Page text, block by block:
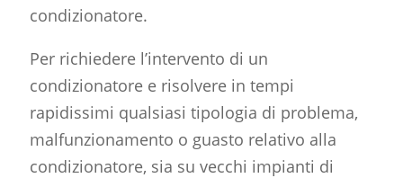
condizionatore.
Per richiedere l’intervento di un
condizionatore e risolvere in tempi
rapidissimi qualsiasi tipologia di problema,
malfunzionamento o guasto relativo alla
condizionatore, sia su vecchi impianti di